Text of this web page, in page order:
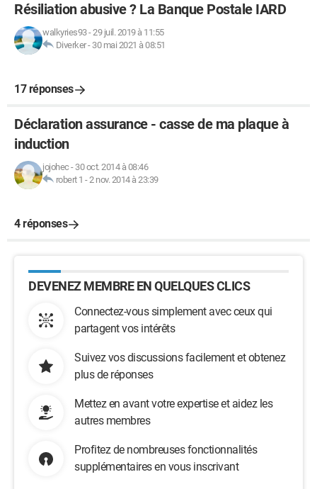
Résiliation abusive ? La Banque Postale IARD
walkyries93-29 juil. 2019 à 11:55
Diverker- 30 mai 2021 à 08:51
17 réponses
Déclaration assurance - casse de ma plaque à
induction
jojohec - 30 oct. 2014 à 08:46
robert 1 -2 nov. 2014 à 23:39
4 réponses
DEVENEZ MEMBRE EN QUELQUES CLICS
Connectez-vous simplement avec ceux qui
partagent vos intérêts
Suivez vos discussions facilement et obtenez
plus de réponses
Mettez en avant votre expertise et aidez les
autres membres
Profitez de nombreuses fonctionnalités
supplémentaires en vous inscrivant